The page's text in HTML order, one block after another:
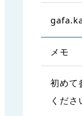
メモ
初めて
くださ